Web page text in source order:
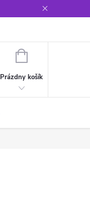
NÁKUPNÝ
Prázdny košík